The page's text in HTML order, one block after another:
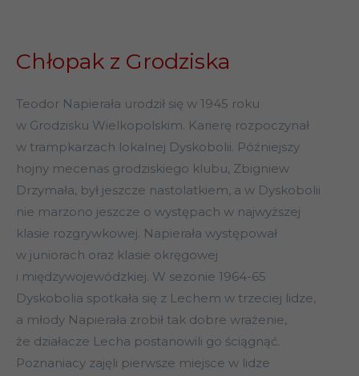
Chłopak z Grodziska
Teodor Napierała urodził się w 1945 roku
w Grodzisku Wielkopolskim. Karierę rozpoczynał
w trampkarzach lokalnej Dyskobolii. Późniejszy
hojny mecenas grodziskiego klubu, Zbigniew
Drzymała, był jeszcze nastolatkiem, a w Dyskobolii
nie marzono jeszcze o występach w najwyższej
klasie rozgrywkowej. Napierała występował
w juniorach oraz klasie okręgowej
i międzywojewódzkiej. W sezonie 1964-65
Dyskobolia spotkała się z Lechem w trzeciej lidze,
a młody Napierała zrobił tak dobre wrażenie,
że działacze Lecha postanowili go ściągnąć.
Poznaniacy zajęli pierwsze miejsce w lidze